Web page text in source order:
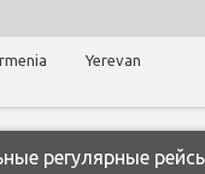
Yerevan
регулярные